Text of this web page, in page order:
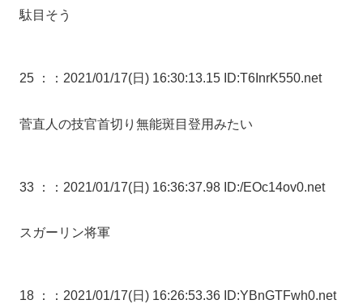
駄目そう
25 ： ：2021/01/17(日) 16:30:13.15 ID:T6InrK550.net
菅直人の技官首切り無能斑目登用みたい
33 ： ：2021/01/17(日) 16:36:37.98 ID:/EOc14ov0.net
スガーリン将軍
18 ： ：2021/01/17(日) 16:26:53.36 ID:YBnGTFwh0.net